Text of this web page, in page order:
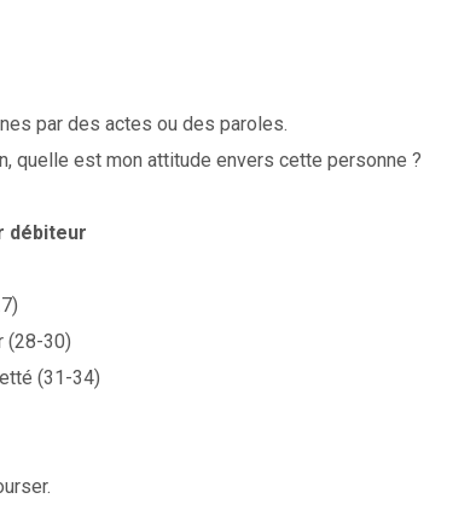
par des actes ou des paroles.
quelle est mon attitude envers cette personne ?
débiteur
(28-30)
(31-34)